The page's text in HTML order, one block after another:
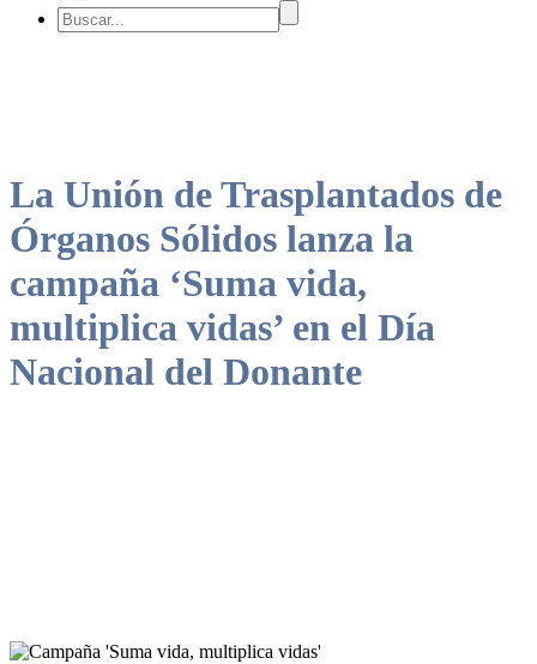
La Unión de Trasplantados de
Órganos Sólidos lanza la
campaña ‘Suma vida,
multiplica vidas’ en el Día
Nacional del Donante